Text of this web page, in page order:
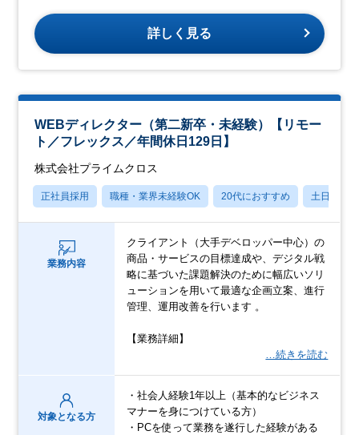
詳しく見る
WEBディレクター（第二新卒・未経験）【リモー
ト／フレックス／年間休日129日】
株式会社プライムクロス
正社員採用 職種・業界未経験OK 20代におすすめ 土日祝休み
業務内容
クライアント（大手デベロッパー中心）の
商品・サービスの目標達成や、デジタル戦
略に基づいた課題解決のために幅広いソリ
ューションを用いて最適な企画立案、進行
管理、運用改善を行います 。
【業務詳細】
…続きを読む
対象となる方
・社会人経験1年以上（基本的なビジネス
マナーを身につけている方）
・PCを使って業務を遂行した経験がある